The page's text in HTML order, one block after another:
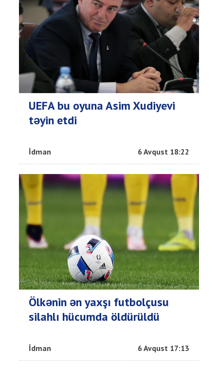
UEFA bu oyuna Asim Xudiyevi
təyin etdi
İdman 6 Avqust 18:22
Ölkənin ən yaxşı futbolçusu
silahlı hücumda öldürüldü
İdman 6 Avqust 17:13